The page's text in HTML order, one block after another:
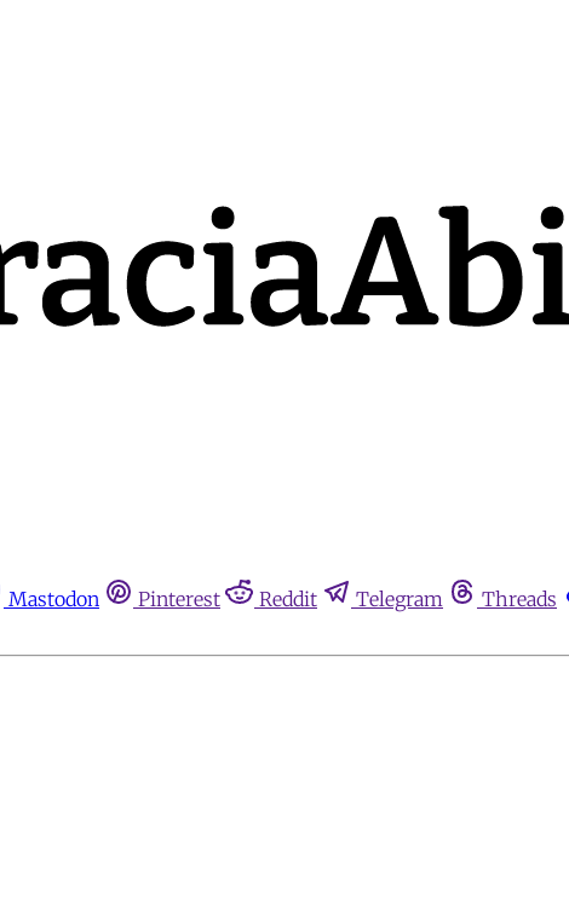
Mastodon Pinterest Reddit Telegram Threads